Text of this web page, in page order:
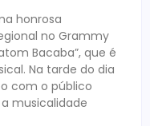
honrosa
no Grammy
Bacaba”, que é
Na tarde do dia
com o público
musicalidade